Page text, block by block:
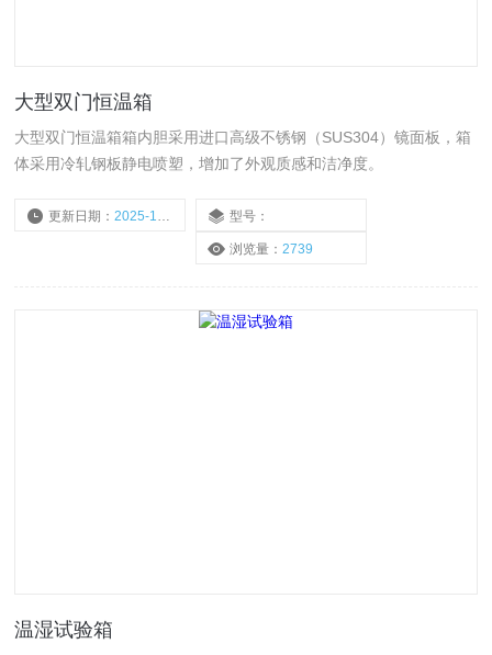
大型双门恒温箱
大型双门恒温箱箱内胆采用进口高级不锈钢（SUS304）镜面板，箱
体采用冷轧钢板静电喷塑，增加了外观质感和洁净度。
更新日期：2025-10-20 型号：
浏览量： 2739
温湿试验箱